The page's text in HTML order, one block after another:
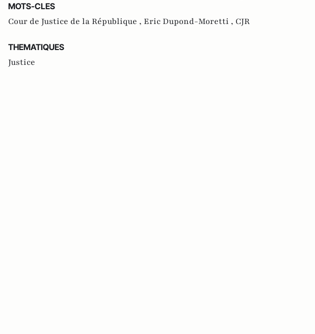
MOTS-CLES
Cour de Justice de la République , Eric Dupond-Moretti , CJR
THEMATIQUES
Justice